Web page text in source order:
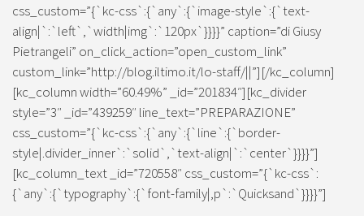
css_custom=”{`kc-css`:{`any`:{`image-style`:{`text-
align|`:`left`,`width|img`:`120px`}}}}” caption=”di Giusy
Pietrangeli” on_click_action=”open_custom_link”
custom_link=”http://blog.iltimo.it/lo-staff/||”][/kc_column]
[kc_column width=”60.49%” _id=”201834″][kc_divider
style=”3″ _id=”439259″ line_text=”PREPARAZIONE”
css_custom=”{`kc-css`:{`any`:{`line`:{`border-
style|.divider_inner`:`solid`,`text-align|`:`center`}}}}”]
[kc_column_text _id=”720558″ css_custom=”{`kc-css`:
{`any`:{`typography`:{`font-family|,p`:`Quicksand`}}}}”]